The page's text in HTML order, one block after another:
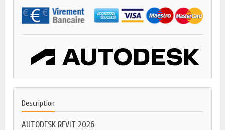
Description
AUTODESK REVIT 2026